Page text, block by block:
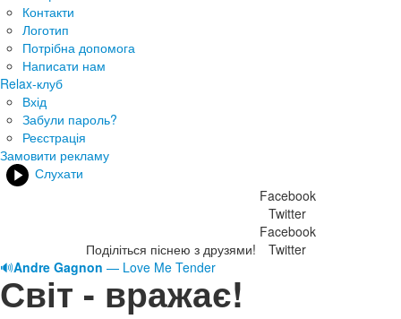
Контакти
Логотип
Потрібна допомога
Написати нам
Relax-клуб
Вхід
Забули пароль?
Реєстрація
Замовити рекламу
Слухати
Поділіться піснею з друзями!
Facebook
Twitter
Facebook
Twitter
🔊Andre Gagnon — Love Me Tender
Світ - вражає!